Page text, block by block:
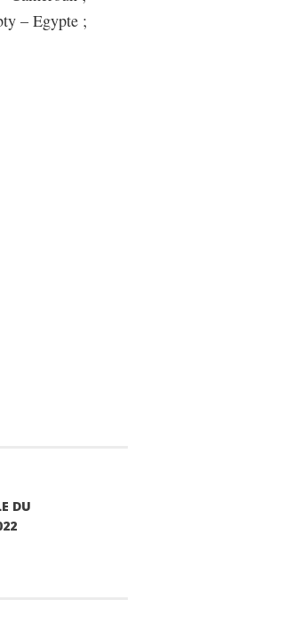
– Egypte ;
DU